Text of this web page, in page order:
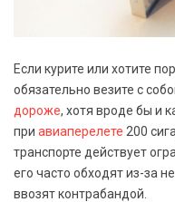
Если курите или хотите
обязательно везите с
дороже, хотя вроде бы и
при авиаперелете 200
транспорте действует
его часто обходят из-за
ввозят контрабандой.